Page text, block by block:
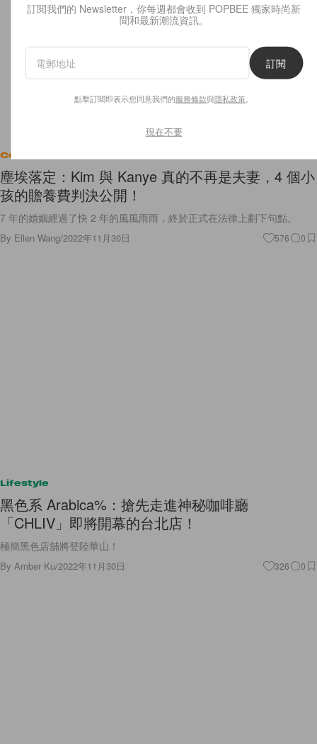
Celebrities
塵埃落定：Kim 與 Kanye 真的不再是夫妻，4 個小
孩的贍養費判決公開！
7 年的婚姻經過了快 2 年的風風雨雨，終於正式在法律上劃下句點。
By Ellen Wang/2022年11月30日 576 0
Lifestyle
黑色系 Arabica%：搶先走進神秘咖啡廳
「CHLIV」即將開幕的台北店！
極簡黑色店舖將登陸華山！
By Amber Ku/2022年11月30日 326 0
訂閱我們的 Newsletter，你每週都會收到 POPBEE 獨家時尚新
聞和最新潮流資訊。
訂閱
點擊訂閱即表示您同意我們的服務條款與隱私政策
現在不要